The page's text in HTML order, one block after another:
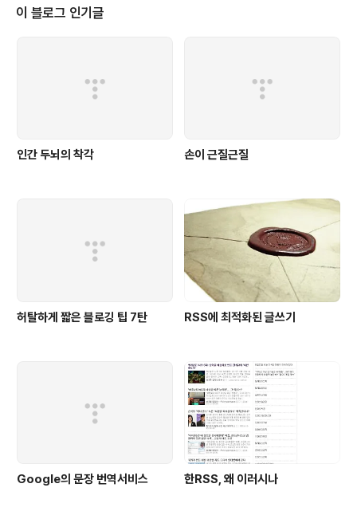
대할 수 있는가? 입니다. 룰은 다음과 같습니다. 1. 농구장 정도 크기의 막힌 공
간입니다. 즉! 튈 데가 없습니다. 2. 무기도 없고 foreign objec..
이 블로그 인기글
인간 두뇌의 착각 손이 근질근질
허탈하게 짧은 블로깅 팁 7탄 RSS에 최적화된 글쓰기
Google의 문장 번역서비스 한RSS, 왜 이러시나